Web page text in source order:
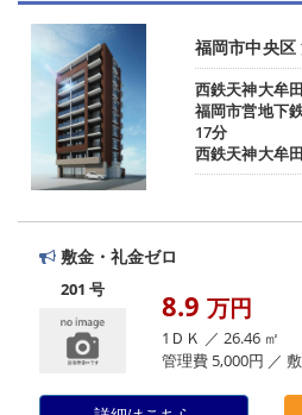
福岡市中央区
西鉄天神大牟
福岡市営地下
17分
西鉄天神大牟
敷金・礼金ゼロ
201 号 8.9 万円
1ＤＫ ／ 26.46 ㎡
管理費 5,000円 ／